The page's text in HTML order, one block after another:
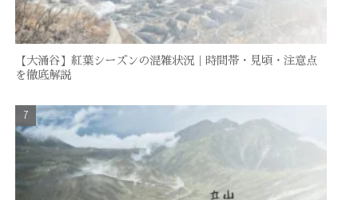
【大涌谷】紅葉シーズンの混雑状況｜時間帯・見頃・注意点
を徹底解説